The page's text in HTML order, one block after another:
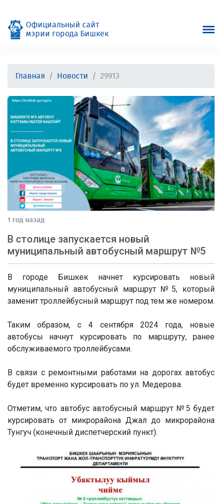
Официальный сайт
мэрии города Бишкек
Главная Новости 29913
1 год назад
В столице запускается новый
муниципальный автобусный маршрут №5
В городе Бишкек начнет курсировать новый
муниципальный автобусный маршрут №5, который
заменит троллейбусный маршрут под тем же номером.
Таким образом, с 4 сентября 2024 года, новые
автобусы начнут курсировать по маршруту, ранее
обслуживаемого троллейбусами.
В связи с ремонтными работами на дорогах автобус
будет временно курсировать по ул. Медерова.
Отметим, что автобус автобусный маршрут №5 будет
курсировать от микрорайона Джал до микрорайона
Тунгуч (конечный диспетчерский пункт).